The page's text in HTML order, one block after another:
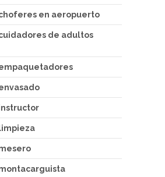
en aeropuerto
de adultos